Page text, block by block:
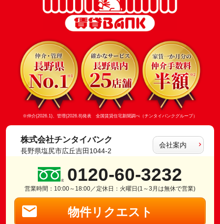
※仲介(2026.1)、管理(2026.8)発表 全国賃貸住宅新聞調べ（チンタイバンクグループ）
株式会社チンタイバンク
長野県塩尻市広丘吉田1044-2
会社案内
0120-60-3232
営業時間：10:00～18:00／定休日：火曜日(1～3月は無休で営業)
物件リクエスト